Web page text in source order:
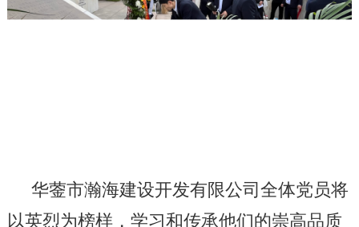
华蓥市瀚海建设开发有限公司全体党员将
以英烈为榜样，学习和传承他们的崇高品质